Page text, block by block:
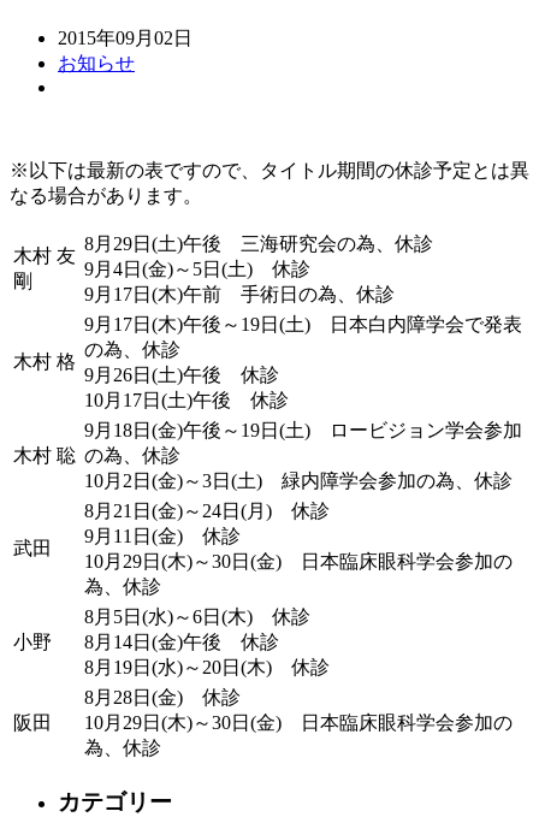
2015年09月02日
お知らせ
※以下は最新の表ですので、タイトル期間の休診予定とは異
なる場合があります。
木村 友
剛
8月29日(土)午後 三海研究会の為、休診
9月4日(金)～5日(土) 休診
9月17日(木)午前 手術日の為、休診
木村 格
9月17日(木)午後～19日(土) 日本白内障学会で発表
の為、休診
9月26日(土)午後 休診
10月17日(土)午後 休診
木村 聡
9月18日(金)午後～19日(土) ロービジョン学会参加
の為、休診
10月2日(金)～3日(土) 緑内障学会参加の為、休診
武田
8月21日(金)～24日(月) 休診
9月11日(金) 休診
10月29日(木)～30日(金) 日本臨床眼科学会参加の
為、休診
小野
8月5日(水)～6日(木) 休診
8月14日(金)午後 休診
8月19日(水)～20日(木) 休診
阪田
8月28日(金) 休診
10月29日(木)～30日(金) 日本臨床眼科学会参加の
為、休診
カテゴリー